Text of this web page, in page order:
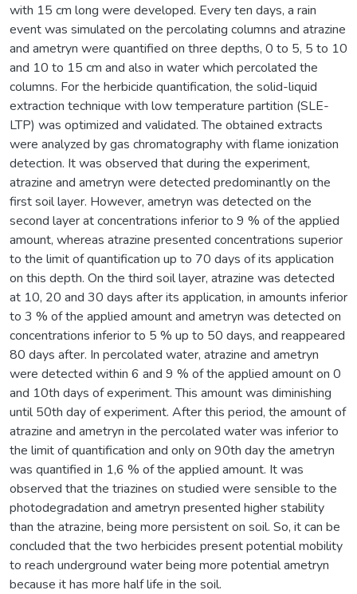
with 15 cm long were developed. Every ten days, a rain
event was simulated on the percolating columns and atrazine
and ametryn were quantified on three depths, 0 to 5, 5 to 10
and 10 to 15 cm and also in water which percolated the
columns. For the herbicide quantification, the solid-liquid
extraction technique with low temperature partition (SLE-
LTP) was optimized and validated. The obtained extracts
were analyzed by gas chromatography with flame ionization
detection. It was observed that during the experiment,
atrazine and ametryn were detected predominantly on the
first soil layer. However, ametryn was detected on the
second layer at concentrations inferior to 9 % of the applied
amount, whereas atrazine presented concentrations superior
to the limit of quantification up to 70 days of its application
on this depth. On the third soil layer, atrazine was detected
at 10, 20 and 30 days after its application, in amounts inferior
to 3 % of the applied amount and ametryn was detected on
concentrations inferior to 5 % up to 50 days, and reappeared
80 days after. In percolated water, atrazine and ametryn
were detected within 6 and 9 % of the applied amount on 0
and 10th days of experiment. This amount was diminishing
until 50th day of experiment. After this period, the amount of
atrazine and ametryn in the percolated water was inferior to
the limit of quantification and only on 90th day the ametryn
was quantified in 1,6 % of the applied amount. It was
observed that the triazines on studied were sensible to the
photodegradation and ametryn presented higher stability
than the atrazine, being more persistent on soil. So, it can be
concluded that the two herbicides present potential mobility
to reach underground water being more potential ametryn
because it has more half life in the soil.